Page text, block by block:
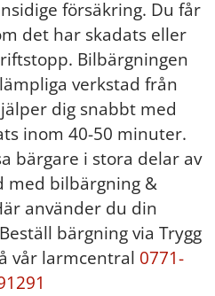
försäkring. Du får
det har skadats eller
Bilbärgningen
verkstad från
dig snabbt med
inom 40-50 minuter.
bärgare i stora delar av
med bilbärgning &
använder du din
bärgning via Trygg
vår larmcentral 0771-